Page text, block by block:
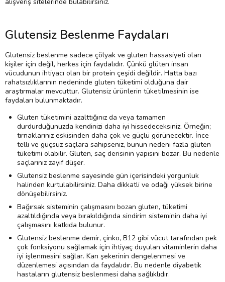
Glutensiz Beslenme Faydaları
Glutensiz beslenme sadece çölyak ve gluten hassasiyeti olan
kişiler için değil, herkes için faydalıdır. Çünkü glüten insan
vücudunun ihtiyacı olan bir protein çeşidi değildir. Hatta bazı
rahatsızlıklarının nedeninde gluten tüketimi olduğuna dair
araştırmalar mevcuttur. Glutensiz ürünlerin tüketilmesinin ise
faydaları bulunmaktadır.
Gluten tüketimini azalttığınız da veya tamamen
durdurduğunuzda kendinizi daha iyi hissedeceksiniz. Örneğin;
tırnaklarınız eskisinden daha çok ve güçlü görünecektir. İnce
telli ve güçsüz saçlara sahipseniz, bunun nedeni fazla glüten
tüketimi olabilir. Gluten, saç derisinin yapısını bozar. Bu nedenle
saçlarınız zayıf düşer.
Glutensiz beslenme sayesinde gün içerisindeki yorgunluk
halinden kurtulabilirsiniz. Daha dikkatli ve odağı yüksek birine
dönüşebilirsiniz.
Bağırsak sisteminin çalışmasını bozan gluten, tüketimi
azaltıldığında veya bırakıldığında sindirim sisteminin daha iyi
çalışmasını katkıda bulunur.
Glutensiz beslenme demir, çinko, B12 gibi vücut tarafından pek
çok fonksiyonu sağlamak için ihtiyaç duyulan vitaminlerin daha
iyi işlenmesini sağlar. Kan şekerinin dengelenmesi ve
düzenlemesi açısından da faydalıdır. Bu nedenle diyabetik
hastaların glutensiz beslenmesi daha sağlıklıdır.